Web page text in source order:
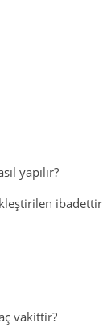
yapılır?
vakittir?